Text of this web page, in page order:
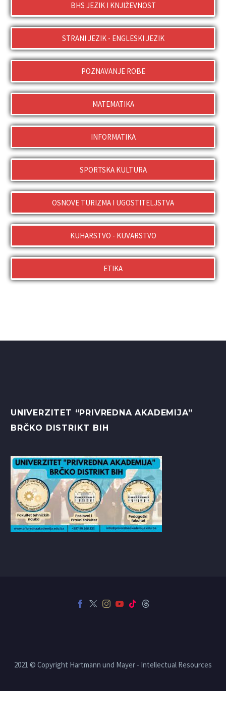
BHS JEZIK I KNJIŽEVNOST
STRANI JEZIK - ENGLESKI JEZIK
POZNAVANJE ROBE
MATEMATIKA
INFORMATIKA
SPORTSKA KULTURA
OSNOVE TURIZMA I UGOSTITELJSTVA
KUHARSTVO - KUVARSTVO
ETIKA
UNIVERZITET “PRIVREDNA AKADEMIJA”
BRČKO DISTRIKT BIH
2021 © Copyright Hartmann und Mayer - Intellectual Resources